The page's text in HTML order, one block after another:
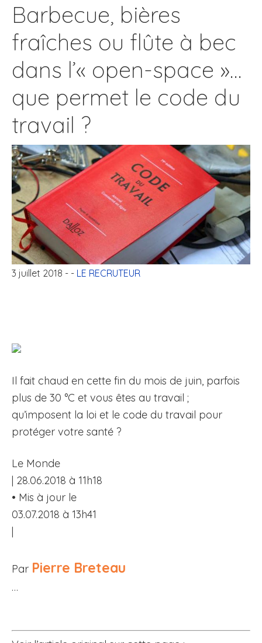
Barbecue, bières
fraîches ou flûte à bec
dans l’« open-space »…
que permet le code du
travail ?
3 juillet 2018 - - LE RECRUTEUR
Il fait chaud en cette fin du mois de juin, parfois
plus de 30 °C et vous êtes au travail ;
qu’imposent la loi et le code du travail pour
protéger votre santé ?
Le Monde
| 28.06.2018 à 11h18
• Mis à jour le
03.07.2018 à 13h41
|
Par Pierre Breteau
…